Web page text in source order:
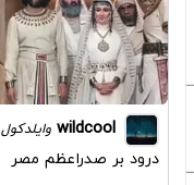
wildcool وایلدکول
درود بر صدراعظم مصر